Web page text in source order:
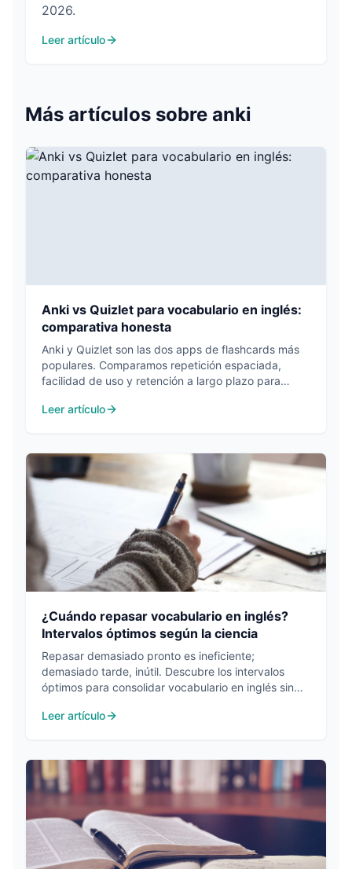
2026.
Leer artículo
Más artículos sobre anki
Anki vs Quizlet para vocabulario en inglés:
comparativa honesta
Anki y Quizlet son las dos apps de flashcards más
populares. Comparamos repetición espaciada,
facilidad de uso y retención a largo plazo para
Leer artículo
¿Cuándo repasar vocabulario en inglés?
Intervalos óptimos según la ciencia
Repasar demasiado pronto es ineficiente;
demasiado tarde, inútil. Descubre los intervalos
óptimos para consolidar vocabulario en inglés sin
Leer artículo